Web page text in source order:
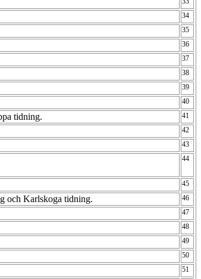
34
35
36
37
38
39
40
tidning. 41
42
43
44
45
och Karlskoga tidning. 46
47
48
49
50
51